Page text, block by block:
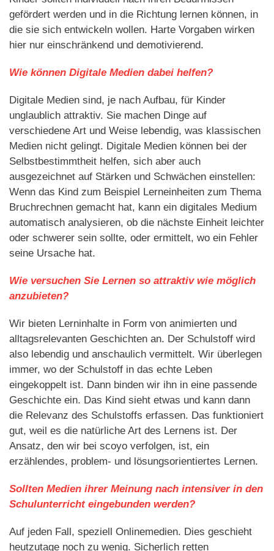
gefördert werden und in die Richtung lernen können, in
die sie sich entwickeln wollen. Harte Vorgaben wirken
hier nur einschränkend und demotivierend.
Wie können Digitale Medien dabei helfen?
Digitale Medien sind, je nach Aufbau, für Kinder
unglaublich attraktiv. Sie machen Dinge auf
verschiedene Art und Weise lebendig, was klassischen
Medien nicht gelingt. Digitale Medien können bei der
Selbstbestimmtheit helfen, sich aber auch
ausgezeichnet auf Stärken und Schwächen einstellen:
Wenn das Kind zum Beispiel Lerneinheiten zum Thema
Bruchrechnen gemacht hat, kann ein digitales Medium
automatisch analysieren, ob die nächste Einheit leichter
oder schwerer sein sollte, oder ermittelt, wo ein Fehler
seine Ursache hat.
Wie versuchen Sie Lernen so attraktiv wie möglich
anzubieten?
Wir bieten Lerninhalte in Form von animierten und
alltagsrelevanten Geschichten an. Der Schulstoff wird
also lebendig und anschaulich vermittelt. Wir überlegen
immer, wo der Schulstoff in das echte Leben
eingekoppelt ist. Dann binden wir ihn in eine passende
Geschichte ein. Das Kind sieht etwas und kann dann
die Relevanz des Schulstoffs erfassen. Das funktioniert
gut, weil es die natürliche Art des Lernens ist. Der
Ansatz, den wir bei scoyo verfolgen, ist, ein
erzählendes, problem- und lösungsorientiertes Lernen.
Sollten Medien ihrer Meinung nach intensiver in den
Schulunterricht eingebunden werden?
Auf jeden Fall, speziell Onlinemedien. Dies geschieht
heutzutage noch zu wenig. Sicherlich retten